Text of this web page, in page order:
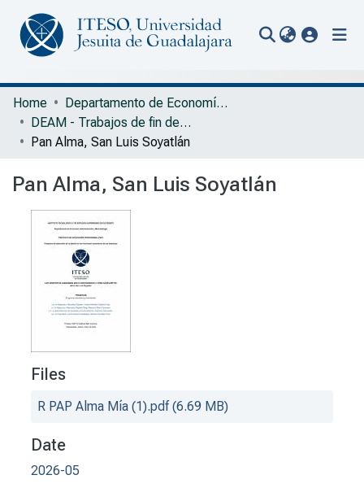
Communities & Collections
All of Repository
Portal Biblioteca
Home
Departamento de Economía, Administración y Mercadología
DEAM - Trabajos de fin de grado
Pan Alma, San Luis Soyatlán
Pan Alma, San Luis Soyatlán
Files
R PAP Alma Mía (1).pdf(6.69 MB)
Date
2026-05